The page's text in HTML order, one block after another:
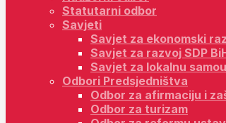
Statutarni odbor
Savjeti
Savjet za ekonomski
Savjet za razvoj SDP
Savjet za lokalnu
Odbori Predsjedništva
Odbor za afirmaciju i
Odbor za turizam